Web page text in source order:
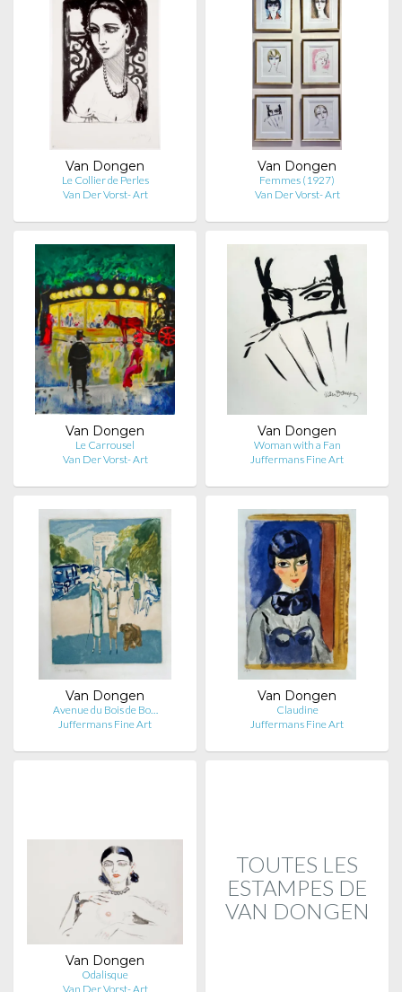
Van Dongen
Le Collier de Perles
Van Der Vorst- Art
Van Dongen
Femmes (1927)
Van Der Vorst- Art
Van Dongen
Le Carrousel
Van Der Vorst- Art
Van Dongen
Woman with a Fan
Juffermans Fine Art
Van Dongen
Avenue du Bois de Bo…
Juffermans Fine Art
Van Dongen
Claudine
Juffermans Fine Art
Van Dongen
Odalisque
Van Der Vorst- Art
TOUTES LES
ESTAMPES DE
VAN DONGEN